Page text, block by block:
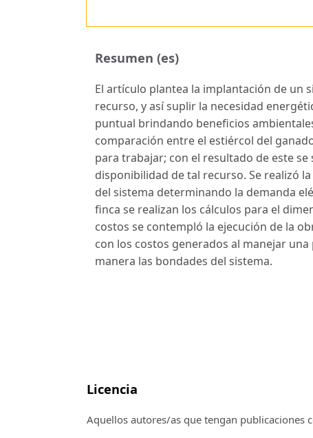
Resumen (es)
El artículo plantea la implantación de un
recurso, y así suplir la necesidad
puntual brindando beneficios
comparación entre el estiércol del
para trabajar; con el resultado de este
disponibilidad de tal recurso. Se realizó
del sistema determinando la demanda
finca se realizan los cálculos para el
costos se contempló la ejecución de la
con los costos generados al manejar
manera las bondades del sistema.
Licencia
Aquellos autores/as que tengan publicaciones